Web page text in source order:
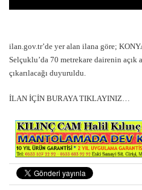
ilan.gov.tr’de yer alan ilana göre;
Selçuklu’da 70 metrekare dairenin açık
çıkarılacağı duyuruldu.
İLAN İÇİN BURAYA TIKLAYINIZ…